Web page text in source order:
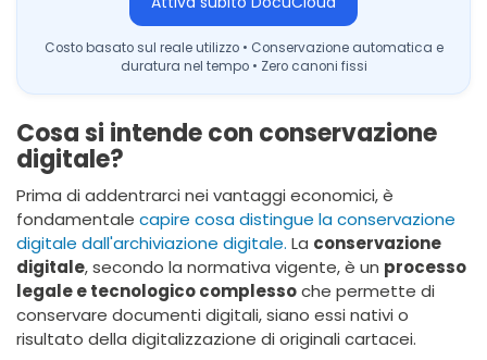
Costo basato sul reale utilizzo • Conservazione automatica e
duratura nel tempo • Zero canoni fissi
Cosa si intende con conservazione
digitale?
Prima di addentrarci nei vantaggi economici, è
fondamentale capire cosa distingue la conservazione
digitale dall'archiviazione digitale. La conservazione
digitale, secondo la normativa vigente, è un processo
legale e tecnologico complessoche permette di
conservare documenti digitali, siano essi nativi o
risultato della digitalizzazione di originali cartacei.